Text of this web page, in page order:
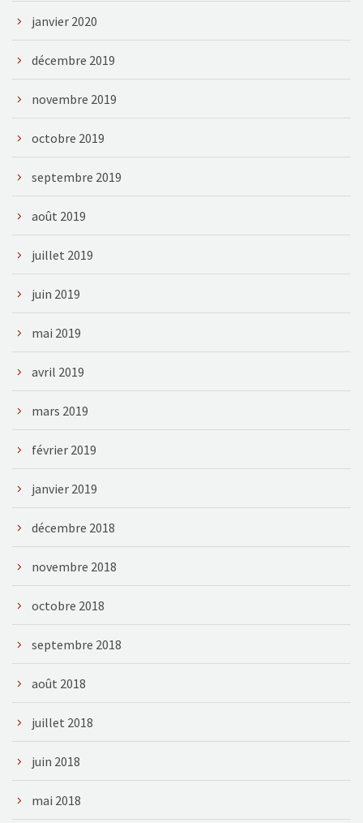
janvier 2020
décembre 2019
novembre 2019
octobre 2019
septembre 2019
août 2019
juillet 2019
juin 2019
mai 2019
avril 2019
mars 2019
février 2019
janvier 2019
décembre 2018
novembre 2018
octobre 2018
septembre 2018
août 2018
juillet 2018
juin 2018
mai 2018